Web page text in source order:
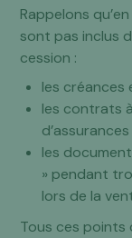
Rappelons
sont pas inclus
cession :
les
les contrats
les
» pendant
lors de la
Tous ces